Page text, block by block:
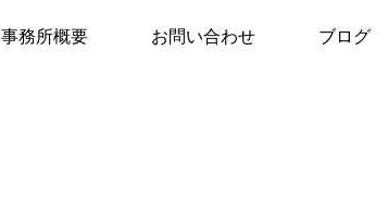
事務所概要 お問い合わせ ブログ